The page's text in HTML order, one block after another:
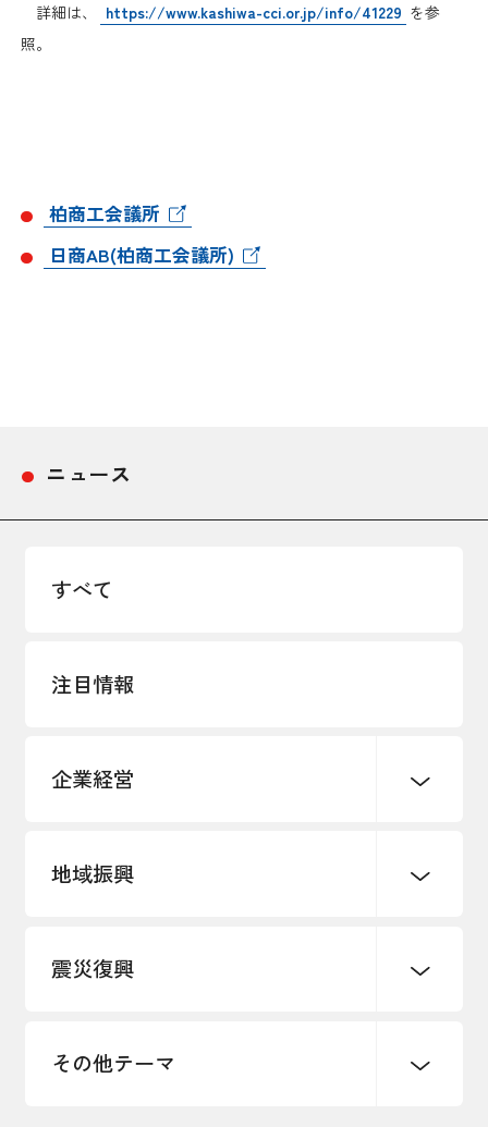
アクセス
詳細は、 https://www.kashiwa-cci.or.jp/info/41229 を参
照。
柏商工会議所
日商AB(柏商工会議所)
ニュース
すべて
注目情報
企業経営
創業
事業承継・引継ぎ支援
雇用・労働・人材確保
地域振興
まちづくり
震災復興
令和６年能登半島地震関連
その他テーマ